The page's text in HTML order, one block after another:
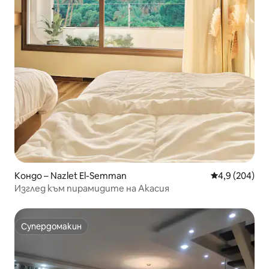
Кондо – Nazlet El-Semman Средна
4,9 (204)
Изглед към пирамидите на Акасия
Супердомакин
Супердомакин